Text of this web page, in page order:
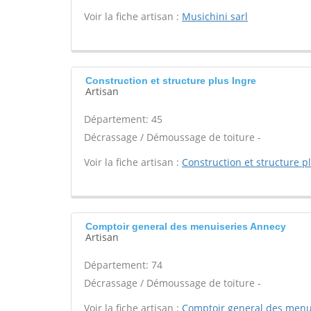
Voir la fiche artisan : Musichini sarl
Construction et structure plus Ingre
Artisan
Département: 45
Décrassage / Démoussage de toiture -
Voir la fiche artisan : Construction et structure
Comptoir general des menuiseries Annecy
Artisan
Département: 74
Décrassage / Démoussage de toiture -
Voir la fiche artisan : Comptoir general des